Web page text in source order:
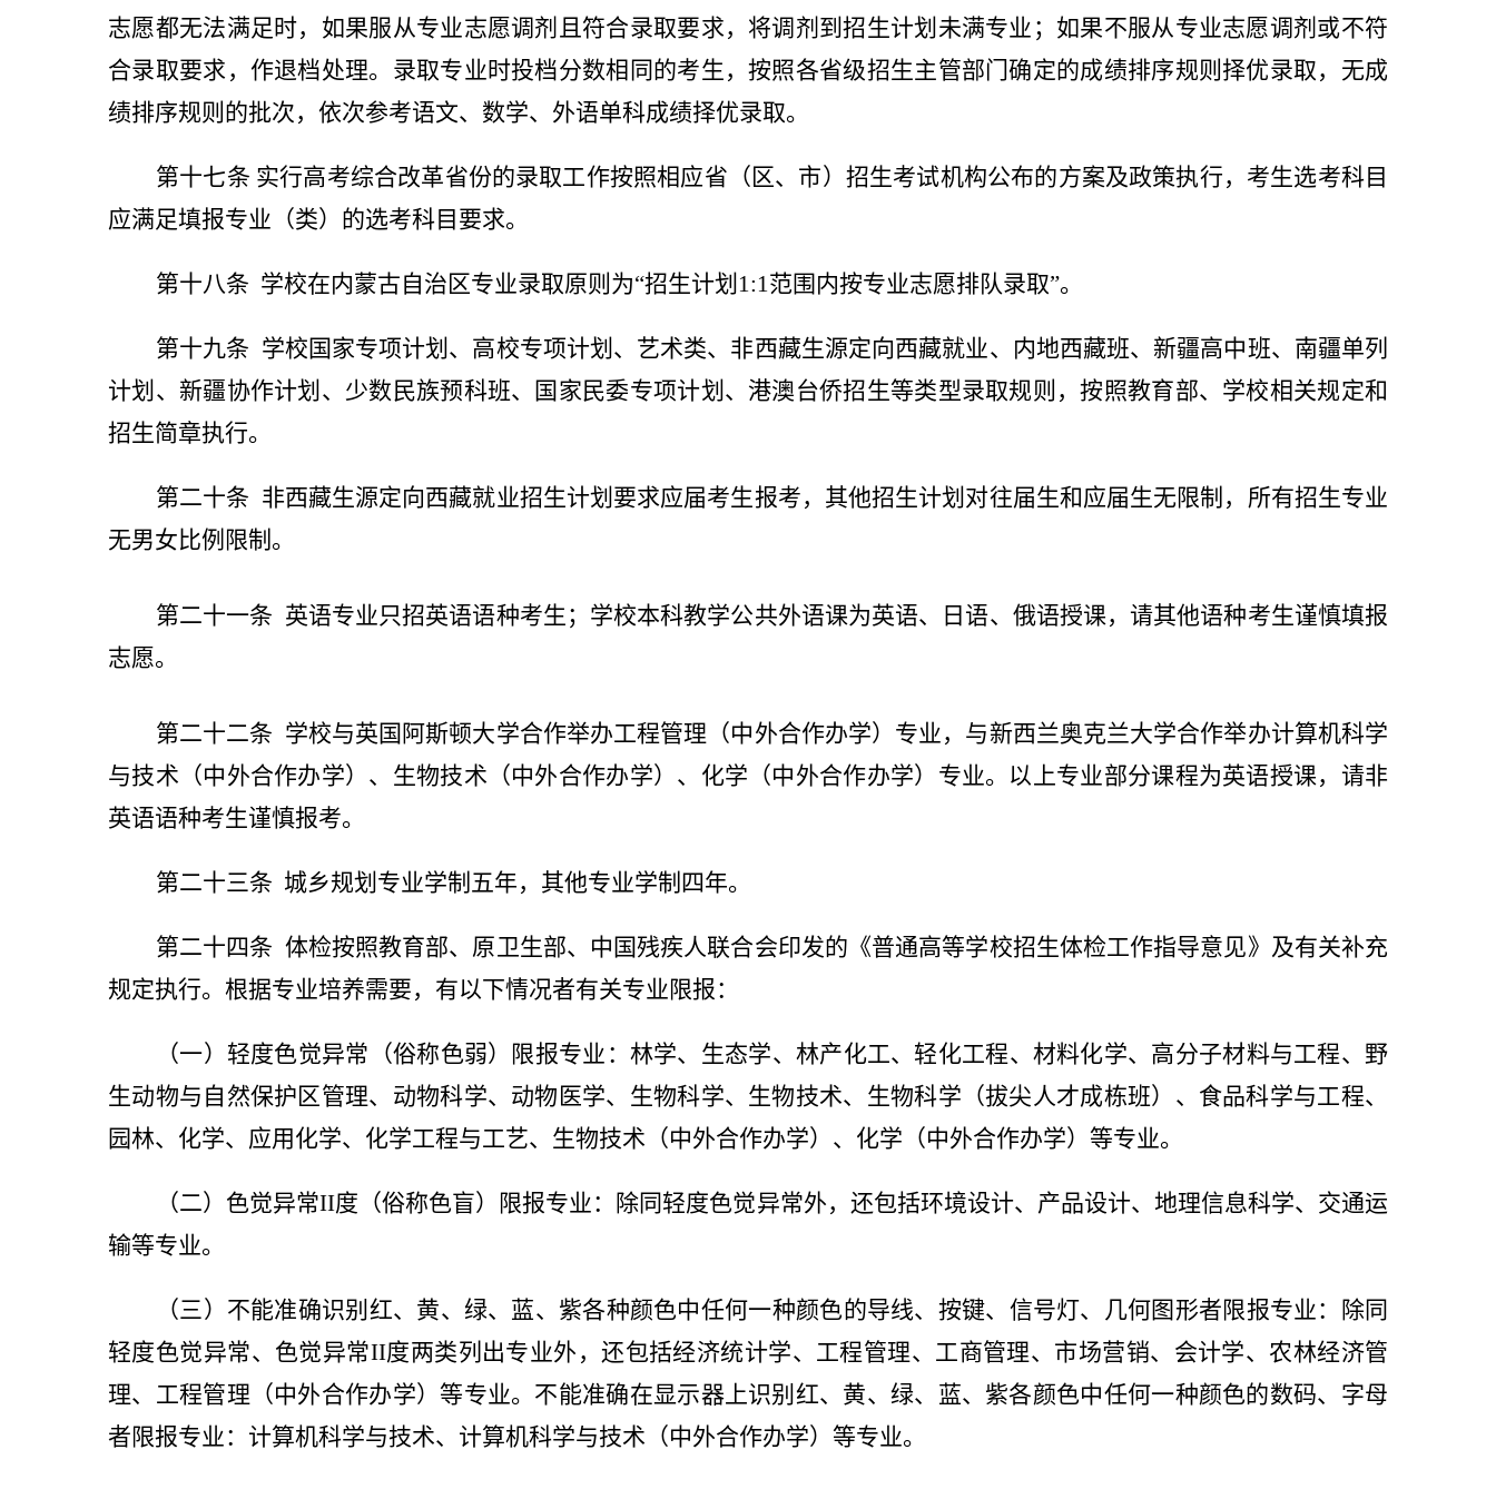
志愿都无法满足时，如果服从专业志愿调剂且符合录取要求，将调剂到招生计划未满专业；如果不服从专业志愿调剂或不符
合录取要求，作退档处理。录取专业时投档分数相同的考生，按照各省级招生主管部门确定的成绩排序规则择优录取，无成
绩排序规则的批次，依次参考语文、数学、外语单科成绩择优录取。
第十七条 实行高考综合改革省份的录取工作按照相应省（区、市）招生考试机构公布的方案及政策执行，考生选考科目
应满足填报专业（类）的选考科目要求。
第十八条 学校在内蒙古自治区专业录取原则为“招生计划 1:1范围内按专业志愿排队录取”。
第十九条 学校国家专项计划、高校专项计划、艺术类、非西藏生源定向西藏就业、内地西藏班、新疆高中班、南疆单列
计划、新疆协作计划、少数民族预科班、国家民委专项计划、港澳台侨招生等类型录取规则，按照教育部、学校相关规定和
招生简章执行。
第二十条 非西藏生源定向西藏就业招生计划要求应届考生报考，其他招生计划对往届生和应届生无限制，所有招生专业
无男女比例限制。
第二十一条 英语专业只招英语语种考生；学校本科教学公共外语课为英语、日语、俄语授课，请其他语种考生谨慎填报
志愿。
第二十二条 学校与英国阿斯顿大学合作举办工程管理（中外合作办学）专业，与新西兰奥克兰大学合作举办计算机科学
与技术（中外合作办学）、生物技术（中外合作办学）、化学（中外合作办学）专业。以上专业部分课程为英语授课，请非
英语语种考生谨慎报考。
第二十三条 城乡规划专业学制五年，其他专业学制四年。
第二十四条 体检按照教育部、原卫生部、中国残疾人联合会印发的《普通高等学校招生体检工作指导意见》及有关补充
规定执行。根据专业培养需要，有以下情况者有关专业限报：
（一）轻度色觉异常（俗称色弱）限报专业：林学、生态学、林产化工、轻化工程、材料化学、高分子材料与工程、野
生动物与自然保护区管理、动物科学、动物医学、生物科学、生物技术、生物科学（拔尖人才成栋班）、食品科学与工程、
园林、化学、应用化学、化学工程与工艺、生物技术（中外合作办学）、化学（中外合作办学）等专业。
（二）色觉异常II度（俗称色盲）限报专业：除同轻度色觉异常外，还包括环境设计、产品设计、地理信息科学、交通运
输等专业。
（三）不能准确识别红、黄、绿、蓝、紫各种颜色中任何一种颜色的导线、按键、信号灯、几何图形者限报专业：除同
轻度色觉异常、色觉异常II度两类列出专业外，还包括经济统计学、工程管理、工商管理、市场营销、会计学、农林经济管
理、工程管理（中外合作办学）等专业。不能准确在显示器上识别红、黄、绿、蓝、紫各颜色中任何一种颜色的数码、字母
者限报专业：计算机科学与技术、计算机科学与技术（中外合作办学）等专业。